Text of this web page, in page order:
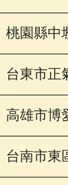
桃園縣中
台東市正
高雄市博
台南市東